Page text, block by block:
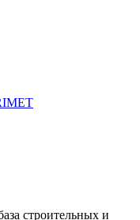
строительных и